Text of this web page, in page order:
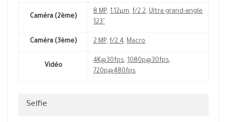
Caméra (2ème)
8 MP, 1.12µm, f/2.2, Ultra grand-angle
123˚
Caméra (3ème) 2 MP, f/2.4, Macro
Vidéo
4K@30fps, 1080p@30fps,
720p@480fps
Selfie